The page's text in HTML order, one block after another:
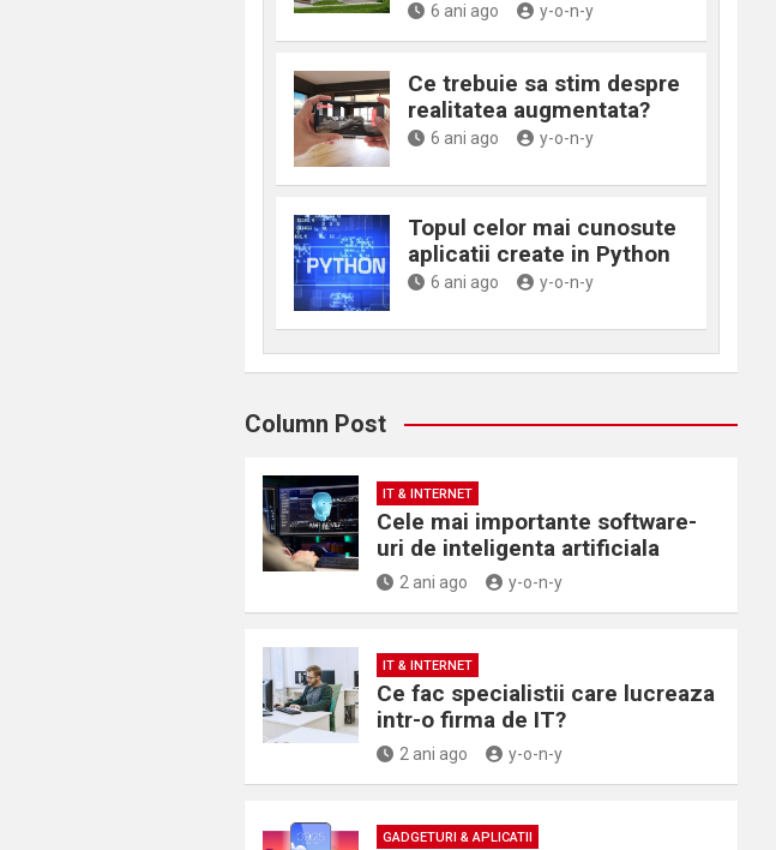
6 ani ago y-o-n-y
Ce trebuie sa stim despre
realitatea augmentata?
6 ani ago y-o-n-y
Topul celor mai cunosute
aplicatii create in Python
6 ani ago y-o-n-y
Column Post
IT & INTERNET
Cele mai importante software-
uri de inteligenta artificiala
2 ani ago y-o-n-y
IT & INTERNET
Ce fac specialistii care lucreaza
intr-o firma de IT?
2 ani ago y-o-n-y
GADGETURI & APLICATII